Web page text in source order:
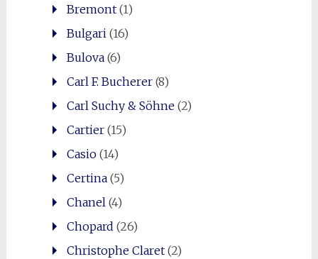
Bremont(1)
Bulgari(16)
Bulova(6)
Carl F. Bucherer(8)
Carl Suchy & Söhne(2)
Cartier(15)
Casio(14)
Certina(5)
Chanel(4)
Chopard (26)
Christophe Claret(2)